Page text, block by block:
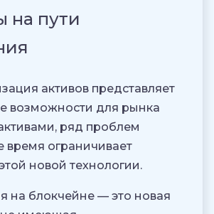
на пути
активов представляет
возможности для рынка
ряд проблем
время ограничивает
новой технологии.
на блокчейне — это новая